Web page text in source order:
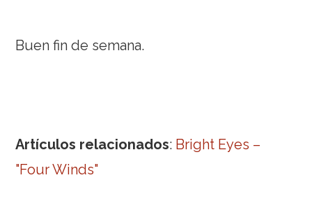
Buen fin de semana.
Artículos relacionados: Bright Eyes –
"Four Winds"